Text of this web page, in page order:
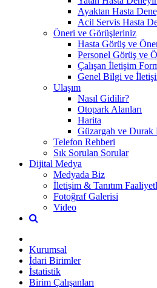
Ayaktan Hasta
Acil Servis Hasta
Öneri ve Görüşleriniz
Hasta Görüş ve
Personel Görüş ve
Çalışan İletişim
Genel Bilgi ve
Ulaşım
Nasıl Gidilir?
Otopark Alanları
Harita
Güzargah ve
Telefon Rehberi
Sık Sorulan Sorular
Dijital Medya
Medyada Biz
İletişim & Tanıtım
Fotoğraf Galerisi
Video
Kurumsal
İdari Birimler
İstatistik
Birim Çalışanları